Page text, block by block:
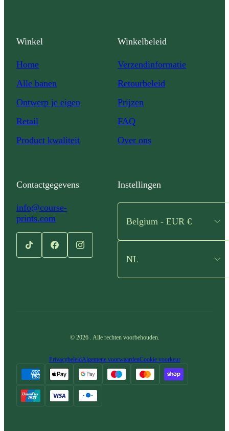
Winkel
Home
Alle banen
Ontwerp je eigen
Retail
Product kwaliteit
Winkelbeleid
Verzendinformatie
Retourbeleid
Prijzen
FAQ
Over ons
Contactgegevens
info@course-
prints.com
Instellingen
Belgium - EUR €
NL
© 2026 . Alle rechten voorbehouden.
PrivacybeleidAlgemene voorwaardenCookie voorkeur